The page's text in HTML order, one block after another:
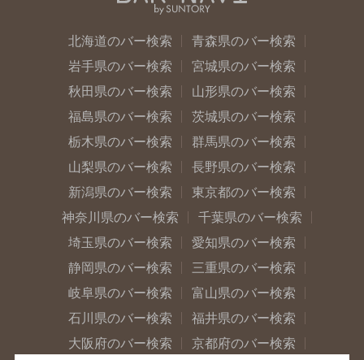
北海道のバー検索
青森県のバー検索
岩手県のバー検索
宮城県のバー検索
秋田県のバー検索
山形県のバー検索
福島県のバー検索
茨城県のバー検索
栃木県のバー検索
群馬県のバー検索
山梨県のバー検索
長野県のバー検索
新潟県のバー検索
東京都のバー検索
神奈川県のバー検索
千葉県のバー検索
埼玉県のバー検索
愛知県のバー検索
静岡県のバー検索
三重県のバー検索
岐阜県のバー検索
富山県のバー検索
石川県のバー検索
福井県のバー検索
大阪府のバー検索
京都府のバー検索